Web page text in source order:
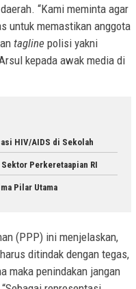
“Kami meminta agar
untuk memastikan anggota
tagline polisi yakni
kepada awak media di
HIV/AIDS di Sekolah
Sektor Perkeretaapian RI
Pilar Utama
(PPP) ini menjelaskan,
ditindak dengan tegas,
maka penindakan jangan